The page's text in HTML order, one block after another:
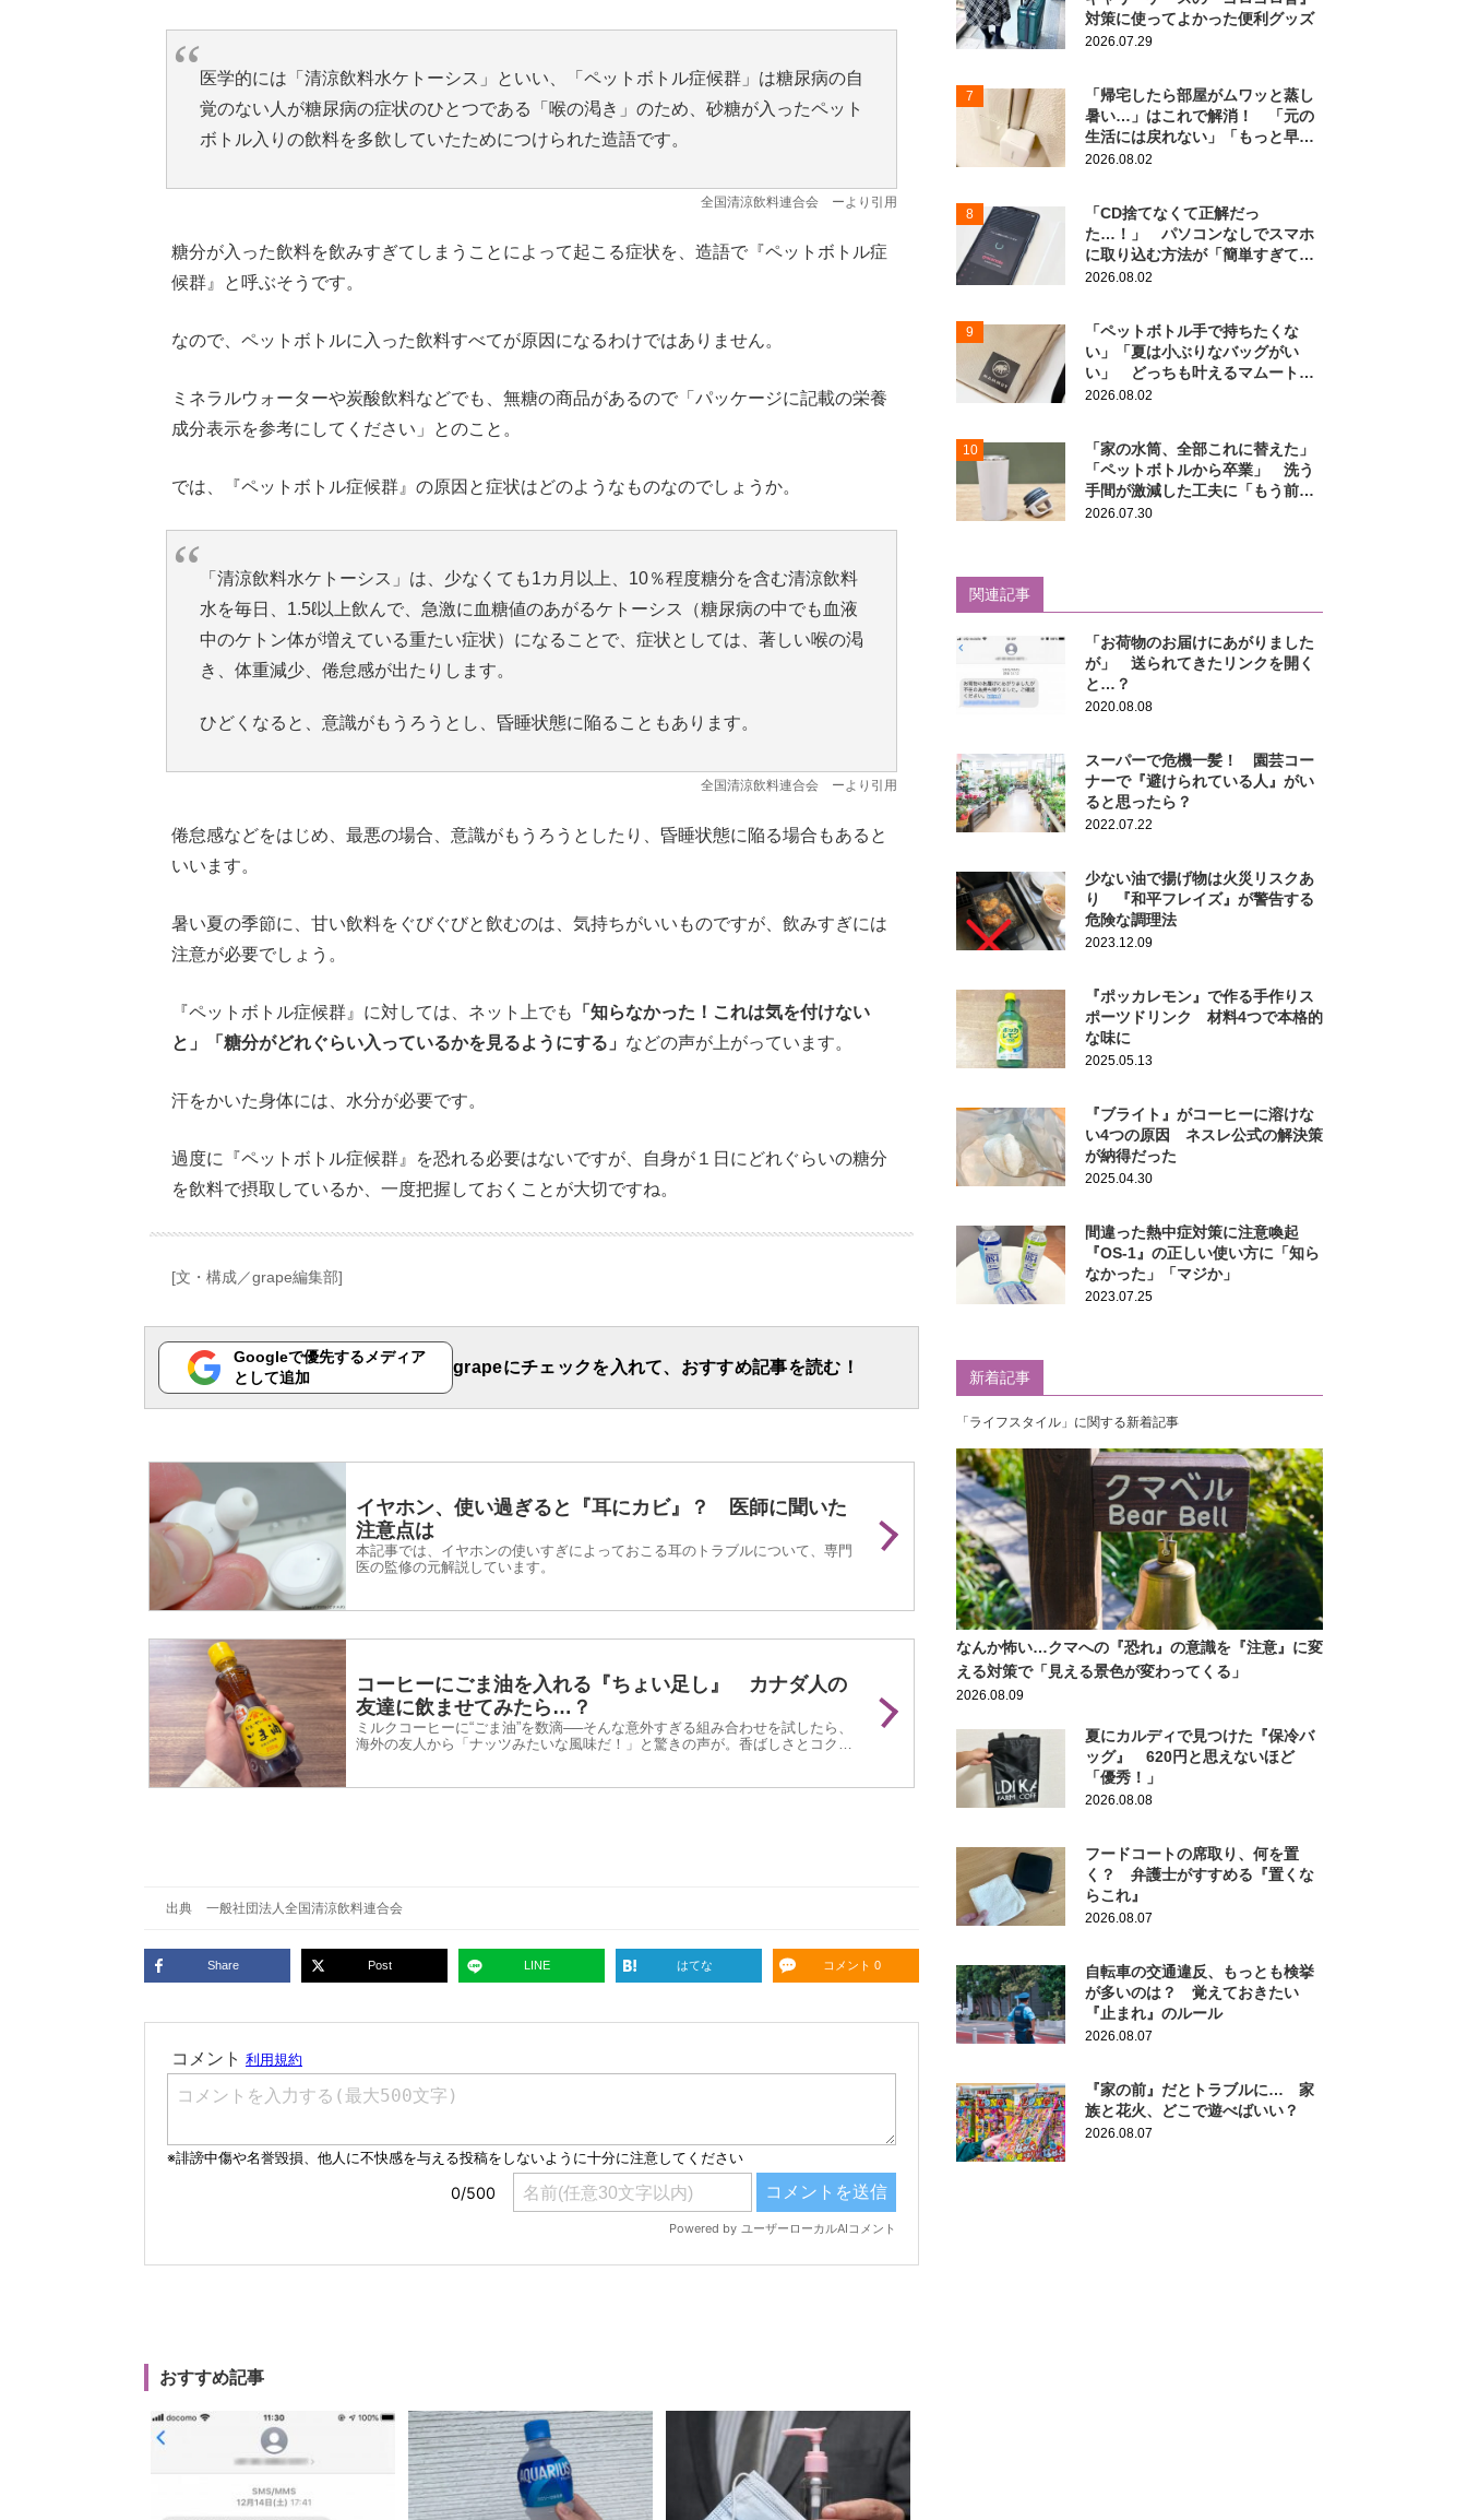
医学的には「清涼飲料水ケトーシス」といい、「ペットボトル症候群」は糖尿病の自
覚のない人が糖尿病の症状のひとつである「喉の渇き」のため、砂糖が入ったペット
ボトル入りの飲料を多飲していたためにつけられた造語です。
全国清涼飲料連合会 ーより引用
糖分が入った飲料を飲みすぎてしまうことによって起こる症状を、造語で『ペットボトル症
候群』と呼ぶそうです。
なので、ペットボトルに入った飲料すべてが原因になるわけではありません。
ミネラルウォーターや炭酸飲料などでも、無糖の商品があるので「パッケージに記載の栄養
成分表示を参考にしてください」とのこと。
では、『ペットボトル症候群』の原因と症状はどのようなものなのでしょうか。
「清涼飲料水ケトーシス」は、少なくても1カ月以上、10％程度糖分を含む清涼飲料
水を毎日、1.5ℓ以上飲んで、急激に血糖値のあがるケトーシス（糖尿病の中でも血液
中のケトン体が増えている重たい症状）になることで、症状としては、著しい喉の渇
き、体重減少、倦怠感が出たりします。
ひどくなると、意識がもうろうとし、昏睡状態に陥ることもあります。
全国清涼飲料連合会 ーより引用
倦怠感などをはじめ、最悪の場合、意識がもうろうとしたり、昏睡状態に陥る場合もあると
いいます。
暑い夏の季節に、甘い飲料をぐびぐびと飲むのは、気持ちがいいものですが、飲みすぎには
注意が必要でしょう。
『ペットボトル症候群』に対しては、ネット上でも
「知らなかった！これは気を付けない
と」「糖分がどれぐらい入っているかを見るようにする」 などの声が上がっています。
汗をかいた身体には、水分が必要です。
過度に『ペットボトル症候群』を恐れる必要はないですが、自身が１日にどれぐらいの糖分
を飲料で摂取しているか、一度把握しておくことが大切ですね。
[文・構成／grape編集部]
Googleで優先するメディア
として追加
grapeにチェックを入れて、おすすめ記事を読む！
イヤホン、使い過ぎると『耳にカビ』？ 医師に聞いた
注意点は
本記事では、イヤホンの使いすぎによっておこる耳のトラブルについて、専門
医の監修の元解説しています。
コーヒーにごま油を入れる『ちょい足し』 カナダ人の
友達に飲ませてみたら…？
ミルクコーヒーに“ごま油”を数滴──そんな意外すぎる組み合わせを試したら、
海外の友人から「ナッツみたいな風味だ！」と驚きの声が。香ばしさとコクの
出典 一般社団法人全国清涼飲料連合会
Share Post LINE はてな コメント 0
おすすめ記事
対策に使ってよかった便利グッズ
2026.07.29
7
「帰宅したら部屋がムワッと蒸し
暑い…」はこれで解消！ 「元の
生活には戻れない」「もっと早く
知りたかった」
2026.08.02
8
「CD捨てなくて正解だっ
た…！」 パソコンなしでスマホ
に取り込む方法が「簡単すぎて拍
子抜け」「この曲聴きたかった
2026.08.02
9
「ペットボトル手で持ちたくな
い」「夏は小ぶりなバッグがい
い」 どっちも叶えるマムートの
ポーチがこちら！
2026.08.02
10
「家の水筒、全部これに替えた」
「ペットボトルから卒業」 洗う
手間が激減した工夫に「もう前の
に戻れない！」
2026.07.30
関連記事
「お荷物のお届けにあがりました
が」 送られてきたリンクを開く
と…？
2020.08.08
スーパーで危機一髪！ 園芸コー
ナーで『避けられている人』がい
ると思ったら？
2022.07.22
少ない油で揚げ物は火災リスクあ
り 『和平フレイズ』が警告する
危険な調理法
2023.12.09
『ポッカレモン』で作る手作りス
ポーツドリンク 材料4つで本格的
な味に
2025.05.13
『ブライト』がコーヒーに溶けな
い4つの原因 ネスレ公式の解決策
が納得だった
2025.04.30
間違った熱中症対策に注意喚起
『OS-1』の正しい使い方に「知ら
なかった」「マジか」
2023.07.25
新着記事
「ライフスタイル」に関する新着記事
なんか怖い…クマへの『恐れ』の意識を『注意』に変
える対策で「見える景色が変わってくる」
2026.08.09
夏にカルディで見つけた『保冷バ
ッグ』 620円と思えないほど
「優秀！」
2026.08.08
フードコートの席取り、何を置
く？ 弁護士がすすめる『置くな
らこれ』
2026.08.07
自転車の交通違反、もっとも検挙
が多いのは？ 覚えておきたい
『止まれ』のルール
2026.08.07
『家の前』だとトラブルに… 家
族と花火、どこで遊べばいい？
2026.08.07